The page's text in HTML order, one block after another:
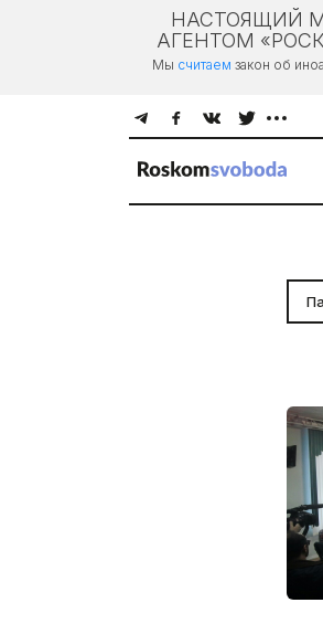
НАСТОЯЩИЙ
АГЕНТОМ
Мы считаем закон об